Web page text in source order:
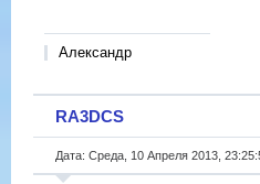
Александр
RA3DCS
Дата: Среда, 10 Апреля 2013,